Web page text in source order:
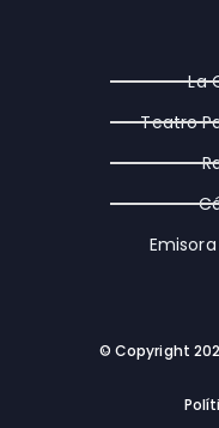
La
Teatro
© Copyright